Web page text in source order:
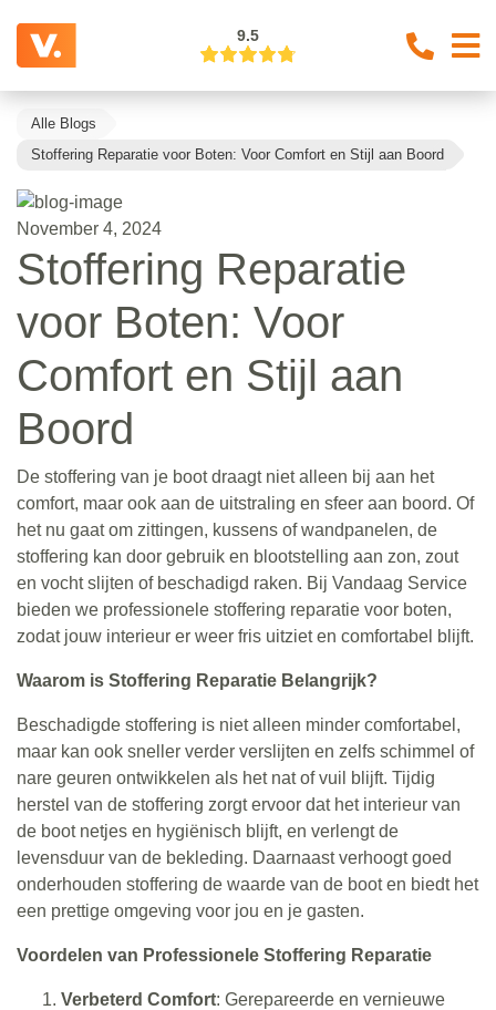
9.5
Alle Blogs
Stoffering Reparatie voor Boten: Voor Comfort en Stijl aan Boord
November 4, 2024
Stoffering Reparatie
voor Boten: Voor
Comfort en Stijl aan
Boord
De stoffering van je boot draagt niet alleen bij aan het
comfort, maar ook aan de uitstraling en sfeer aan boord. Of
het nu gaat om zittingen, kussens of wandpanelen, de
stoffering kan door gebruik en blootstelling aan zon, zout
en vocht slijten of beschadigd raken. Bij Vandaag Service
bieden we professionele stoffering reparatie voor boten,
zodat jouw interieur er weer fris uitziet en comfortabel blijft.
Waarom is Stoffering Reparatie Belangrijk?
Beschadigde stoffering is niet alleen minder comfortabel,
maar kan ook sneller verder verslijten en zelfs schimmel of
nare geuren ontwikkelen als het nat of vuil blijft. Tijdig
herstel van de stoffering zorgt ervoor dat het interieur van
de boot netjes en hygiënisch blijft, en verlengt de
levensduur van de bekleding. Daarnaast verhoogt goed
onderhouden stoffering de waarde van de boot en biedt het
een prettige omgeving voor jou en je gasten.
Voordelen van Professionele Stoffering Reparatie
Verbeterd Comfort: Gerepareerde en vernieuwe